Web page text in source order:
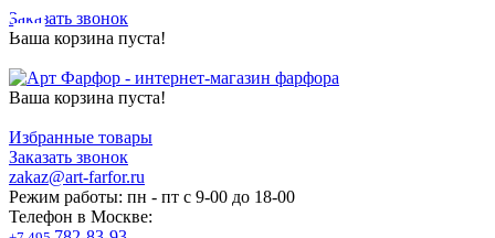
Заказать звонок
Ваша корзина пуста!
Ваша корзина пуста!
Избранные товары
Заказать звонок
zakaz@art-farfor.ru
Режим работы: пн - пт c 9-00 до 18-00
Телефон в Москве: